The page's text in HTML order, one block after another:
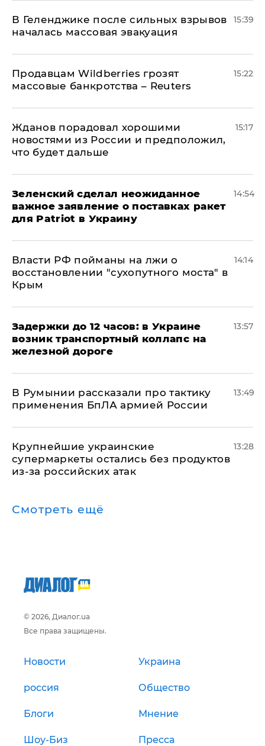
В Геленджике после сильных взрывов
началась массовая эвакуация
15:39
Продавцам Wildberries грозят
массовые банкротства – Reuters
15:22
Жданов порадовал хорошими
новостями из России и предположил,
что будет дальше
15:17
Зеленский сделал неожиданное
важное заявление о поставках ракет
для Patriot в Украину
14:54
Власти РФ пойманы на лжи о
восстановлении "сухопутного моста" в
Крым
14:14
Задержки до 12 часов: в Украине
возник транспортный коллапс на
железной дороге
13:57
В Румынии рассказали про тактику
применения БпЛА армией России
13:49
Крупнейшие украинские
супермаркеты остались без продуктов
из-за российских атак
13:28
Смотреть ещё
© 2026, Диалог.ua
Все права защищены.
Новости Украина
россия Общество
Блоги Мнение
Шоу-Биз Пресса